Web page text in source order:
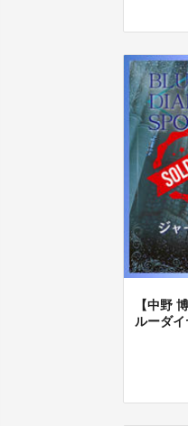
【中野
ルーダ